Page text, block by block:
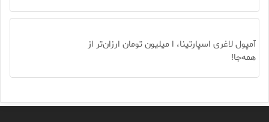
آمپول لاغری اسپارتینا، ا میلیون تومان ارزان‌تر از
همه‌جا!